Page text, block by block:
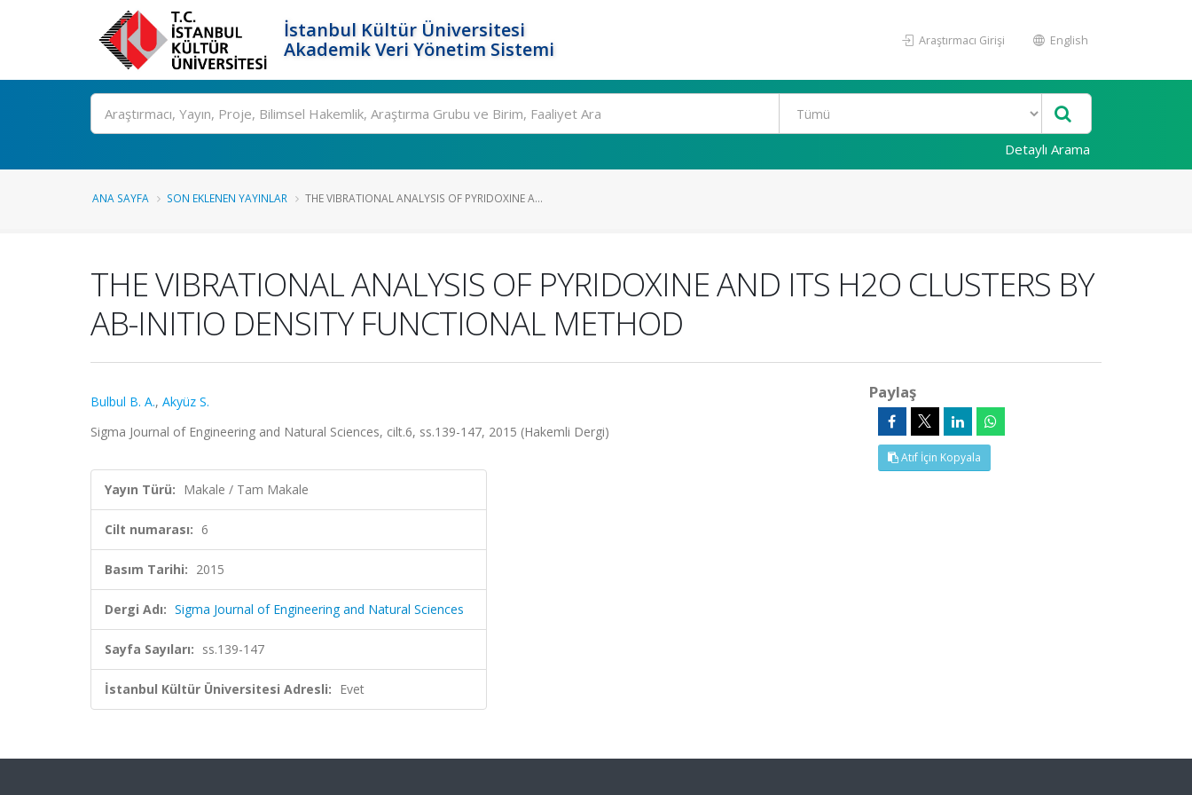
İstanbul Kültür Üniversitesi
Akademik Veri Yönetim Sistemi
Araştırmacı Girişi English
Ara
Detaylı Arama
ANA SAYFA SON EKLENEN YAYINLAR THE VIBRATIONAL ANALYSIS OF PYRIDOXINE A...
THE VIBRATIONAL ANALYSIS OF PYRIDOXINE AND ITS H2O CLUSTERS BY
AB-INITIO DENSITY FUNCTIONAL METHOD
Bulbul B. A., Akyüz S.
Sigma Journal of Engineering and Natural Sciences, cilt.6, ss.139-147, 2015 (Hakemli Dergi)
Yayın Türü: Makale / Tam Makale
Cilt numarası: 6
Basım Tarihi: 2015
Dergi Adı: Sigma Journal of Engineering and Natural Sciences
Sayfa Sayıları: ss.139-147
İstanbul Kültür Üniversitesi Adresli: Evet
Paylaş
Atıf İçin Kopyala